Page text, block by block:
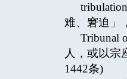
难、窘迫」
Tribunal
人，或以
1442条)